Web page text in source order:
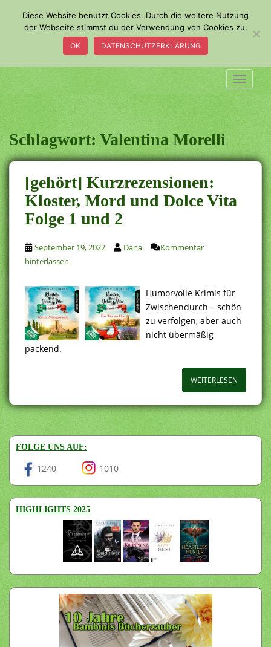
o
m
a
i
n
c
o
n
t
e
n
t
Schlagwort:Valentina Morelli
[gehört] Kurzrezensionen:
Kloster, Mord und Dolce Vita
Folge 1 und 2
September 19, 2022 Dana
Kommentar
hinterlassen
Humorvolle Krimis für
Zwischendurch – schön
zu verfolgen, aber auch
nicht übermäßig
packend.
WEITERLESEN
FOLGE UNS AUF:
1240 1010
HIGHLIGHTS 2025
Diese Website benutzt Cookies. Durch die weitere Nutzung
der Webseite stimmst du der Verwendung von Cookies zu.
OK DATENSCHUTZERKLÄRUNG